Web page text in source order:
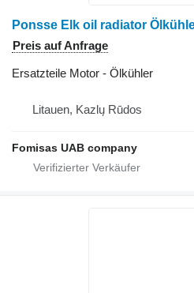
Ponsse Elk oil radiator
Preis auf Anfrage
Ersatzteile Motor - Ölkühler
Litauen, Kazlų Rūdos
Fomisas UAB company